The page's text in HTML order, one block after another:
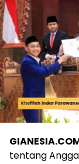
tentang